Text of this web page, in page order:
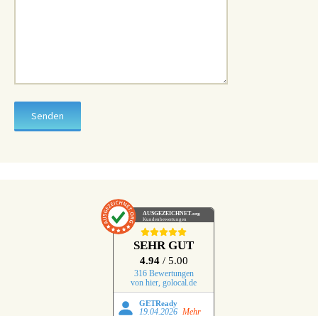
AUSGEZEICHNET.org
Kundenbewertungen
SEHR GUT
4.94 / 5.00
316 Bewertungen
von hier, golocal.de
GETReady
19.04.2026 Mehr